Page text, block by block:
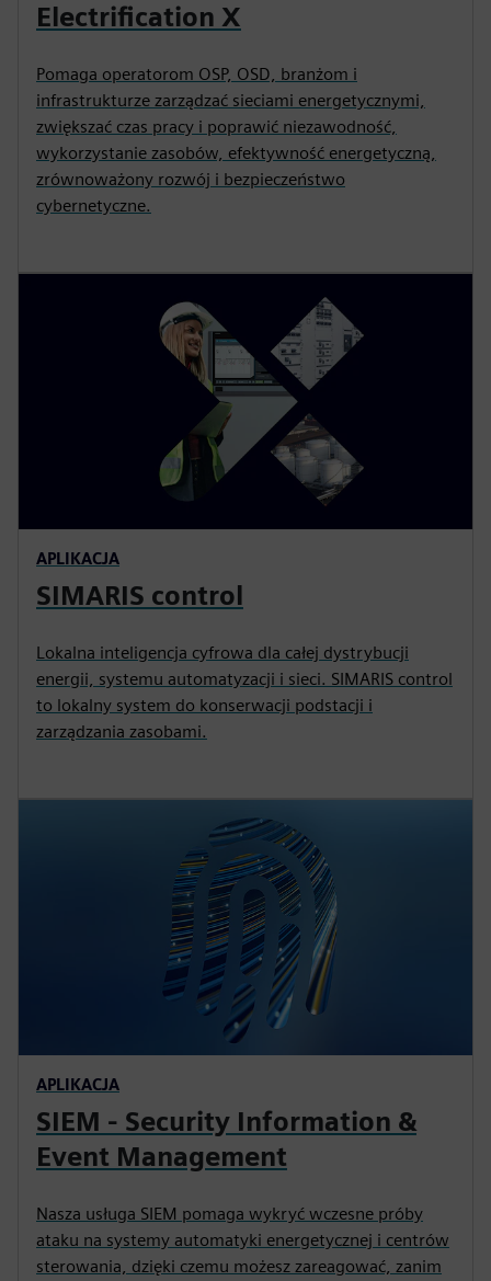
Electrification X
Pomaga operatorom OSP, OSD, branżom i
infrastrukturze zarządzać sieciami energetycznymi,
zwiększać czas pracy i poprawić niezawodność,
wykorzystanie zasobów, efektywność energetyczną,
zrównoważony rozwój i bezpieczeństwo
cybernetyczne.
APLIKACJA
SIMARIS control
Lokalna inteligencja cyfrowa dla całej dystrybucji
energii, systemu automatyzacji i sieci. SIMARIS control
to lokalny system do konserwacji podstacji i
zarządzania zasobami.
APLIKACJA
SIEM - Security Information &
Event Management
Nasza usługa SIEM pomaga wykryć wczesne próby
ataku na systemy automatyki energetycznej i centrów
sterowania, dzięki czemu możesz zareagować, zanim